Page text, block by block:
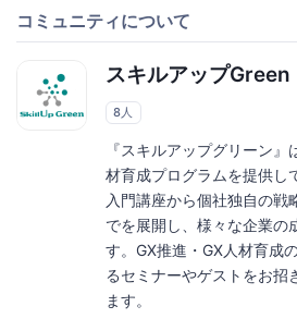
コミュニティについて
スキルアップGreen
8人
『スキルアップグリーン』
材育成プログラムを提供し
入門講座から個社独自の戦
でを展開し、様々な企業の
す。GX推進・GX人材育成
るセミナーやゲストをお招
ます。